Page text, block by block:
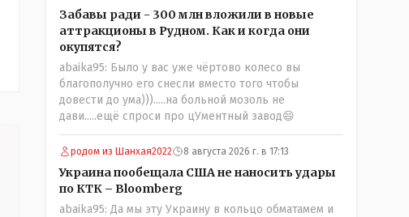
Забавы ради - 300 млн вложили в новые
аттракционы в Рудном. Как и когда они
окупятся?
abaika95: Было у вас уже чёртово колесо вы
благополучно его снесли вместо того чтобы
довести до ума))).....на больной мозоль не
дави.....ещё спроси про цУментный завод😄
родом из Шанхая2022 8 августа 2026 г. в 17:13
Украина пообещала США не наносить удары
по КТК – Bloomberg
abaika95: Да мы эту Украину в кольцо обматамем и